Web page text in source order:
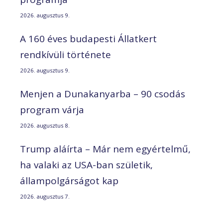
2026. augusztus 9.
A 160 éves budapesti Állatkert
rendkívüli története
2026. augusztus 9.
Menjen a Dunakanyarba – 90 csodás
program várja
2026. augusztus 8.
Trump aláírta – Már nem egyértelmű,
ha valaki az USA-ban születik,
állampolgárságot kap
2026. augusztus 7.